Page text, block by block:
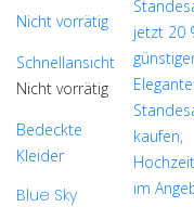
Nicht vorrätig
Schnellansicht
Nicht vorrätig
Bedeckte
Kleider
Blue Sky